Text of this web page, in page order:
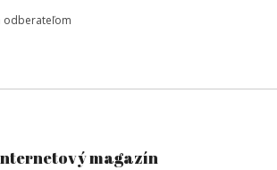
odberateľom
magazín